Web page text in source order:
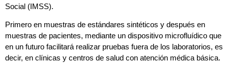
Social (IMSS).
Primero en muestras de estándares sintéticos y después en
muestras de pacientes, mediante un dispositivo microfluídico que
en un futuro facilitará realizar pruebas fuera de los laboratorios, es
decir, en clínicas y centros de salud con atención médica básica.